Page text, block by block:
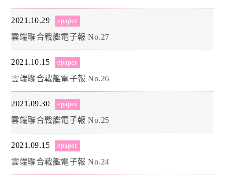
2021.10.29 epaper
雲端聯合戰艦電子報 No.27
2021.10.15 epaper
雲端聯合戰艦電子報 No.26
2021.09.30 epaper
雲端聯合戰艦電子報 No.25
2021.09.15 epaper
雲端聯合戰艦電子報 No.24